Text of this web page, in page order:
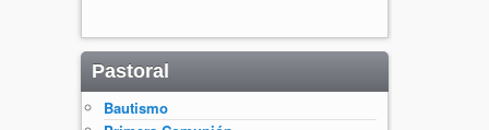
Pastoral
Bautismo